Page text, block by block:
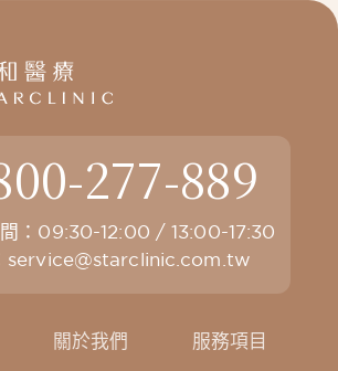
277-889
間：09:30-12:00 / 13:00-17:30
service@starclinic.com.tw
關於我們 服務項目